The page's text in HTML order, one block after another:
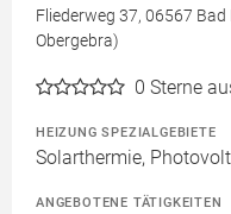
Fliederweg 37, 06567
Obergebra)
0 Sterne
HEIZUNG SPEZIALGEBIETE
Solarthermie,
ANGEBOTENE TÄTIGKEITEN